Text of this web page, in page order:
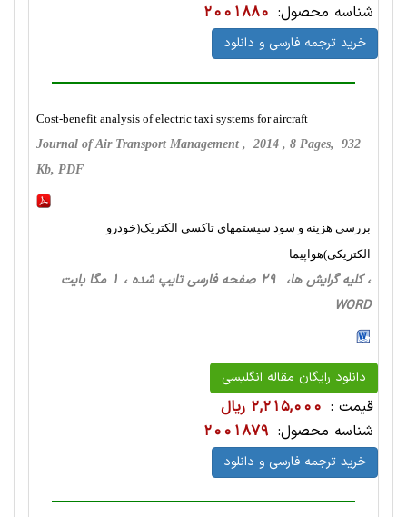
شناسه محصول: 2001880
خرید ترجمه فارسی و دانلود
Cost-benefit analysis of electric taxi systems for aircraft
Journal of Air Transport Management , 2014 , 8 Pages, 932
Kb, PDF
بررسی هزینه و سود سیستمهای تاکسی الکتریک(خودرو
الکتریکی)هواپیما
، کلیه گرایش ها، 29 صفحه فارسی تایپ شده ، 1 مگا بایت
WORD
دانلود رایگان مقاله انگلیسی
قیمت : 2,215,000 ریال
شناسه محصول: 2001879
خرید ترجمه فارسی و دانلود